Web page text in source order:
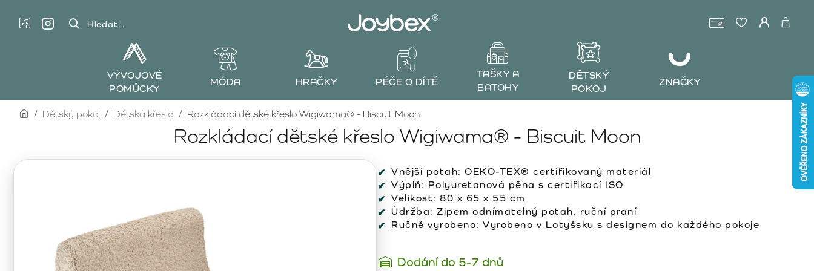
Hledat...
VÝVOJOVÉ
POMŮCKY
MÓDA HRAČKY PÉČE O DÍTĚ
TAŠKY A
BATOHY
DĚTSKÝ
POKOJ
ZNAČKY
Rozkládací dětské křeslo Wigiwama® - Biscuit Moon
homeDětský pokoj Dětská křesla Rozkládací dětské křeslo Wigiwama® - Biscuit Moon
Vnější potah: OEKO-TEX® certifikovaný materiál
Výplň: Polyuretanová pěna s certifikací ISO
Velikost: 80 x 65 x 55 cm
Údržba: Zipem odnímatelný potah, ruční praní
Ručně vyrobeno: Vyrobeno v Lotyšsku s designem do každého pokoje
Dodání do 5-7 dnů